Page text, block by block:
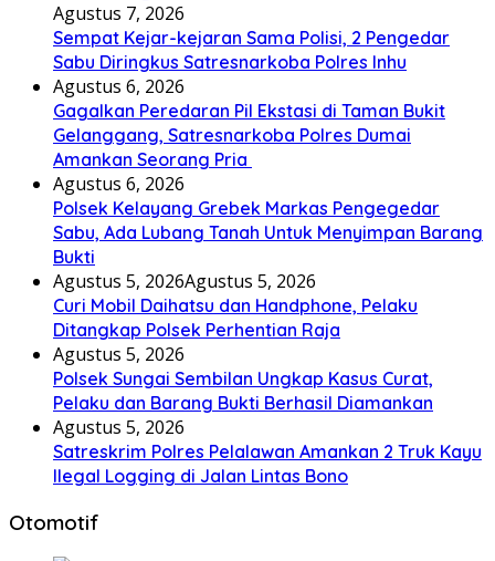
Agustus 7, 2026
Sempat Kejar-kejaran Sama Polisi, 2 Pengedar
Sabu Diringkus Satresnarkoba Polres Inhu
Agustus 6, 2026
Gagalkan Peredaran Pil Ekstasi di Taman Bukit
Gelanggang, Satresnarkoba Polres Dumai
Amankan Seorang Pria
Agustus 6, 2026
Polsek Kelayang Grebek Markas Pengegedar
Sabu, Ada Lubang Tanah Untuk Menyimpan Barang
Bukti
Agustus 5, 2026Agustus 5, 2026
Curi Mobil Daihatsu dan Handphone, Pelaku
Ditangkap Polsek Perhentian Raja
Agustus 5, 2026
Polsek Sungai Sembilan Ungkap Kasus Curat,
Pelaku dan Barang Bukti Berhasil Diamankan
Agustus 5, 2026
Satreskrim Polres Pelalawan Amankan 2 Truk Kayu
Ilegal Logging di Jalan Lintas Bono
Otomotif